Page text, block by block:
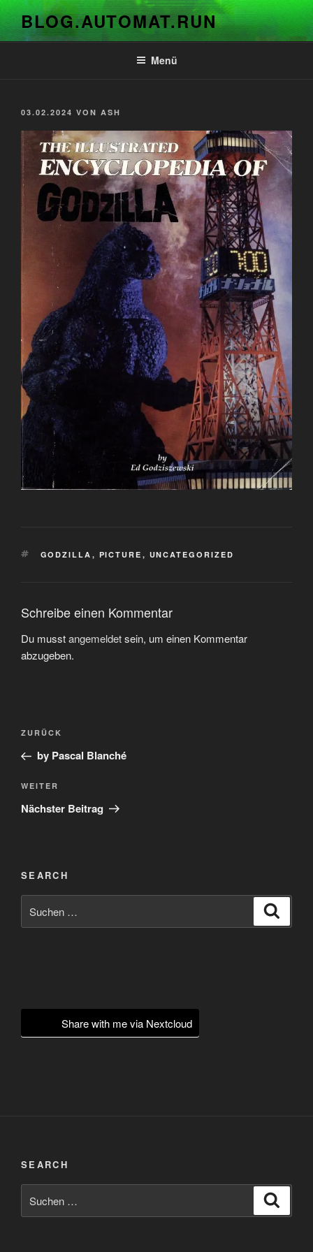
Zum
Inhalt
springen
BLOG.AUTOMAT.RUN
Menü
VERÖFFENTLICHT
03.02.2024 VON ASH
SCHLAGWÖRTER
GODZILLA , PICTURE , UNCATEGORIZED
Schreibe einen Kommentar
Du musstangemeldetsein, um einen Kommentar
abzugeben.
Beitragsnavigation
Vorheriger
Beitrag
ZURÜCK
by Pascal Blanché
Nächster
Beitrag
WEITER
Nächster Beitrag
SEARCH
nach:
Share with me via Nextcloud
SEARCH
nach: